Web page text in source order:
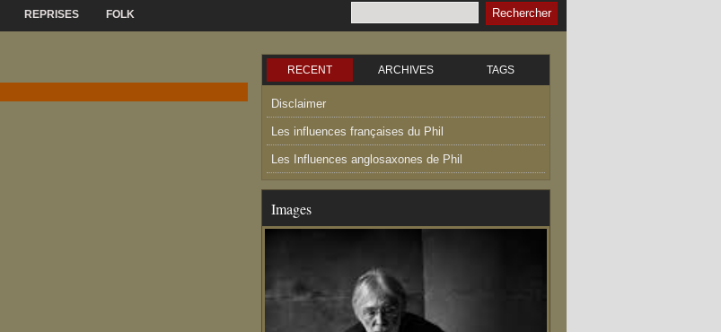
REPRISES FOLK
RECENT ARCHIVES TAGS
Disclaimer
Les influences françaises du Phil
Les Influences anglosaxones de Phil
Images